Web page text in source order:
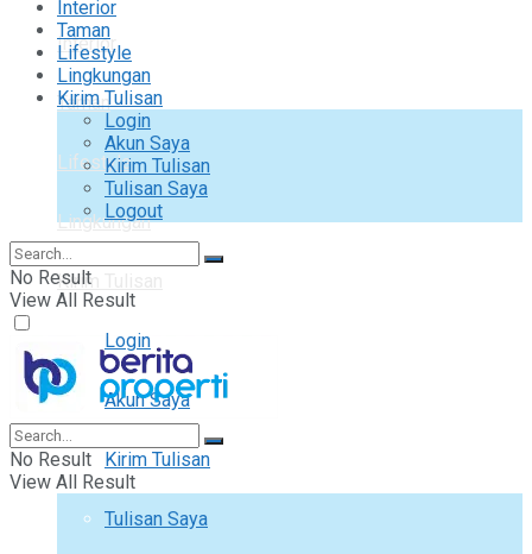
Interior
Taman
Lifestyle
Lingkungan
Kirim Tulisan
Login
Akun Saya
Kirim Tulisan
Tulisan Saya
Interior
Taman
Lifestyle
Lingkungan
Kirim Tulisan
Login
Akun Saya
Kirim Tulisan
Tulisan Saya
Logout
No Result
View All Result
No Result
View All Result